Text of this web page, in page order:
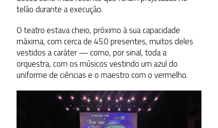
telão durante a execução.
O teatro estava cheio, próximo à sua capacidade
máxima, com cerca de 450 presentes, muitos deles
vestidos a caráter — como, por sinal, toda a
orquestra, com os músicos vestindo um azul do
uniforme de ciências e o maestro com o vermelho.